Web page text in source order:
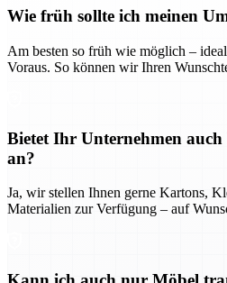
Wie früh sollte ich meinen
Am besten so früh wie möglich –
Voraus. So können wir Ihren
Bietet Ihr Unternehmen
an?
Ja, wir stellen Ihnen gerne Kartons,
Materialien zur Verfügung – auf